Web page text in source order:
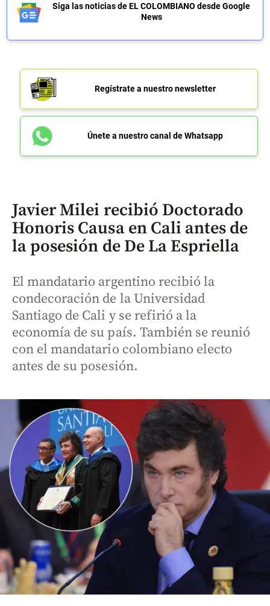
Siga las noticias de EL COLOMBIANO desde Google
News
Regístrate a nuestro newsletter
Únete a nuestro canal de Whatsapp
Javier Milei recibió Doctorado
Honoris Causa en Cali antes de
la posesión de De La Espriella
El mandatario argentino recibió la
condecoración de la Universidad
Santiago de Cali y se refirió a la
economía de su país. También se reunió
con el mandatario colombiano electo
antes de su posesión.